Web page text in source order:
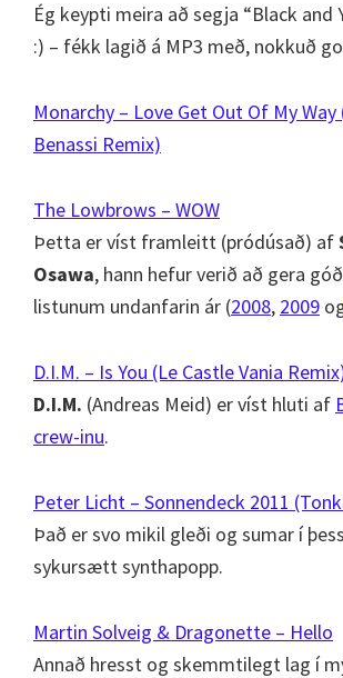
Ég keypti meira að segja “Black and
:) – fékk lagið á MP3 með, nokkuð
Monarchy – Love Get Out Of My Way
Benassi Remix)
The Lowbrows – WOW
Þetta er víst framleitt (pródúsað) af
Osawa, hann hefur verið að gera
listunum undanfarin ár (2008, 2009
D.I.M. – Is You (Le Castle Vania
D.I.M. (Andreas Meid) er víst hluti af
crew-inu.
Peter Licht – Sonnendeck 2011
Það er svo mikil gleði og sumar í
sykursætt synthapopp.
Martin Solveig & Dragonette – Hello
Annað hresst og skemmtilegt lag í